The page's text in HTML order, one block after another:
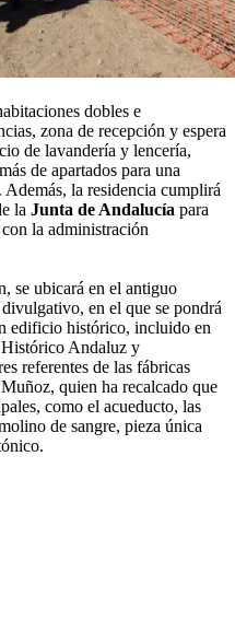
dobles e
zona de recepción y espera
de lavandería y lencería,
de apartados para una
la residencia cumplirá
la Junta de Andalucía para
la administración
se ubicará en el antiguo
en el que se pondrá
edificio histórico, incluido en
Andaluz y
referentes de las fábricas
quien ha recalcado que
como el acueducto, las
de sangre, pieza única